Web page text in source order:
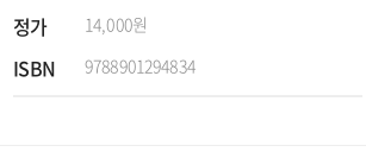
정가 14,000원
ISBN 9788901294834